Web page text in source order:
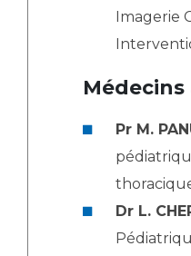
Imagerie
Pr M.
Dr L.